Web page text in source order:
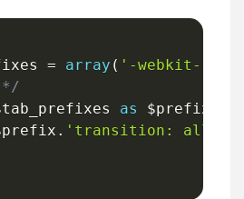
= array ( '-webkit-'
as $prefix
. 'transition: all